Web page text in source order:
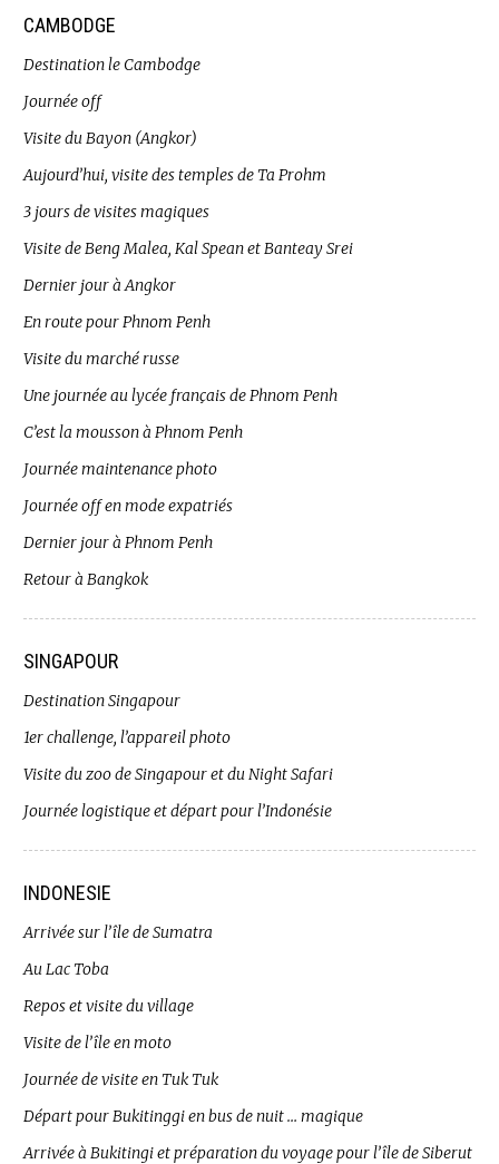
CAMBODGE
Destination le Cambodge
Journée off
Visite du Bayon (Angkor)
Aujourd’hui, visite des temples de Ta Prohm
3 jours de visites magiques
Visite de Beng Malea, Kal Spean et Banteay Srei
Dernier jour à Angkor
En route pour Phnom Penh
Visite du marché russe
Une journée au lycée français de Phnom Penh
C’est la mousson à Phnom Penh
Journée maintenance photo
Journée off en mode expatriés
Dernier jour à Phnom Penh
Retour à Bangkok
SINGAPOUR
Destination Singapour
1er challenge, l’appareil photo
Visite du zoo de Singapour et du Night Safari
Journée logistique et départ pour l’Indonésie
INDONESIE
Arrivée sur l’île de Sumatra
Au Lac Toba
Repos et visite du village
Visite de l’île en moto
Journée de visite en Tuk Tuk
Départ pour Bukitinggi en bus de nuit … magique
Arrivée à Bukitingi et préparation du voyage pour l’île de Siberut